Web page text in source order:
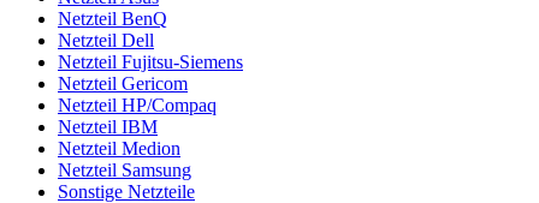
Netzteil BenQ
Netzteil Dell
Netzteil Fujitsu-Siemens
Netzteil Gericom
Netzteil HP/Compaq
Netzteil IBM
Netzteil Medion
Netzteil Samsung
Sonstige Netzteile